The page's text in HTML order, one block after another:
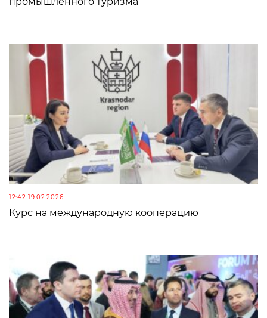
12:42 19.02.2026
Курс на международную кооперацию